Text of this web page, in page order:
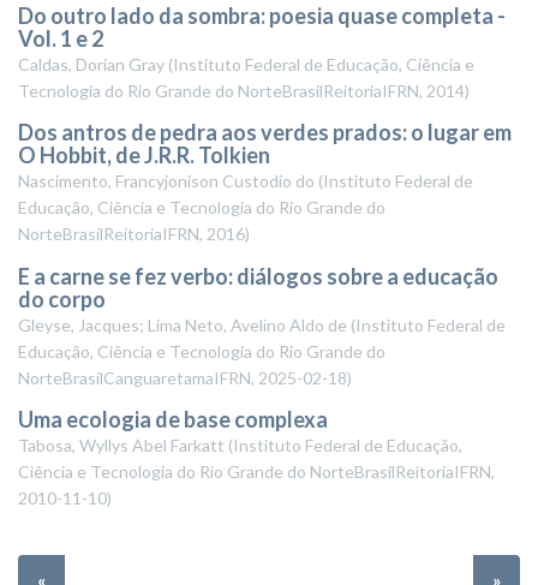
Do outro lado da sombra: poesia quase completa -
Vol. 1 e 2
Caldas, Dorian Gray (Instituto Federal de Educação, Ciência e
Tecnologia do Rio Grande do NorteBrasilReitoriaIFRN, 2014)
Dos antros de pedra aos verdes prados: o lugar em
O Hobbit, de J.R.R. Tolkien
Nascimento, Francyjonison Custodio do (Instituto Federal de
Educação, Ciência e Tecnologia do Rio Grande do
NorteBrasilReitoriaIFRN, 2016)
E a carne se fez verbo: diálogos sobre a educação
do corpo
Gleyse, Jacques; Lima Neto, Avelino Aldo de (Instituto Federal de
Educação, Ciência e Tecnologia do Rio Grande do
NorteBrasilCanguaretamaIFRN, 2025-02-18)
Uma ecologia de base complexa
Tabosa, Wyllys Abel Farkatt (Instituto Federal de Educação,
Ciência e Tecnologia do Rio Grande do NorteBrasilReitoriaIFRN,
2010-11-10)
« »